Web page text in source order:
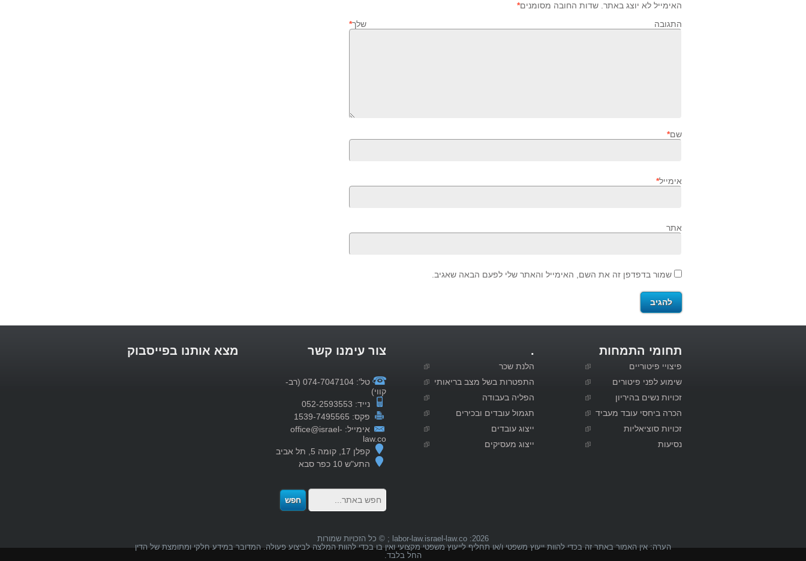
האימייל לא יוצג באתר. שדות החובה מסומנים*
התגובה שלך*
שם*
אימייל*
אתר
שמור בדפדפן זה את השם, האימייל והאתר שלי לפעם הבאה שאגיב.
תחומי התמחות
פיצויי פיטוריים
שימוע לפני פיטורים
זכויות נשים בהיריון
הכרה ביחסי עובד מעביד
זכויות סוציאליות
נסיעות
.
הלנת שכר
התפטרות בשל מצב בריאותי
הפליה בעבודה
תגמול עובדים ובכירים
ייצוג עובדים
ייצוג מעסיקים
צור עימנו קשר
טל': 074-7047104 (רב-
קווי)
נייד: 052-2593553
פקס: 1539-7495565
אימייל: office@israel-
law.co
קפלן 17, קומה 5, תל אביב
התע"ש 10 כפר סבא
מצא אותנו בפייסבוק
2026: labor-law.israel-law.co ; © כל הזכויות שמורות
הערה: אין האמור באתר זה בכדי להוות ייעוץ משפטי ו/או תחליף לייעוץ משפטי מקצועי ואין בו בכדי להוות המלצה לביצוע פעולה. המדובר במידע חלקי ומתומצת של הדין
החל בלבד.